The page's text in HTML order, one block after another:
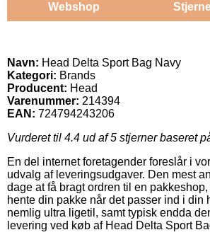
Webshop
Navn: Head Delta Sport Bag Navy
Kategori: Brands
Producent: Head
Varenummer: 214394
EAN: 724794243206
Vurderet til 4.4 ud af 5 stjerner baseret
En del internet foretagender foreslår i
udvalg af leveringsudgaver. Den mest
dage at få bragt ordren til en
hente din pakke når det passer ind i din
nemlig ultra ligetil, samt typisk endda
levering ved køb af Head Delta Sport